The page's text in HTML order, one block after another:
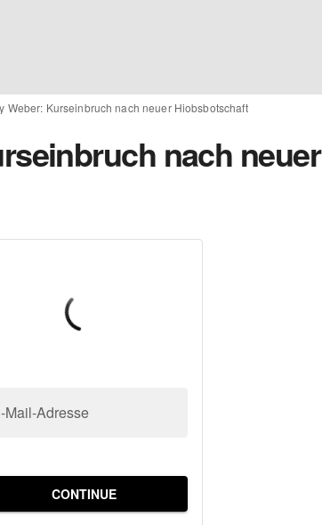
Weber: Kurseinbruch nach neuer Hiobsbotschaft
nach neuer
Mail-Adresse
CONTINUE